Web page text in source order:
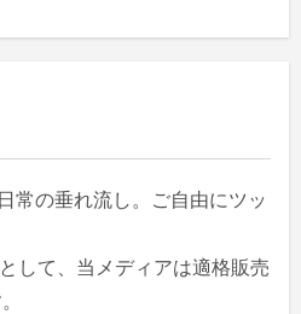
常の垂れ流し。ご自由にツッ
して、当メディアは適格販売